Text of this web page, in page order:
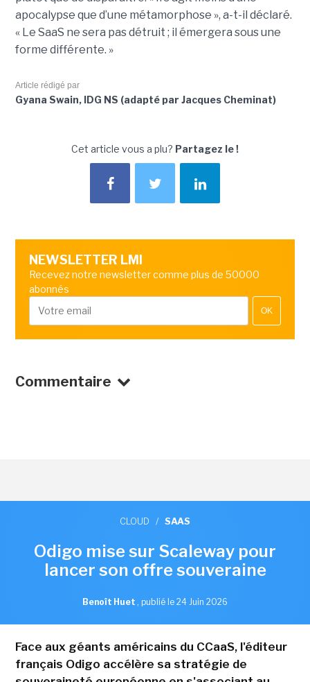
apocalypse que d’une métamorphose », a-t-il déclaré.
« Le SaaS ne sera pas détruit ; il émergera sous une
forme différente. »
Article rédigé par
Gyana Swain, IDG NS (adapté par Jacques Cheminat)
Cet article vous a plu? Partagez le !
NEWSLETTER LMI
Recevez notre newsletter comme plus de 50000
abonnés
OK
Commentaire
CLOUD / SAAS
Odigo mise sur Scaleway pour
lancer son offre souveraine
Benoît Huet , publié le 24 Juin 2026
Face aux géants américains du CCaaS, l'éditeur
français Odigo accélère sa stratégie de